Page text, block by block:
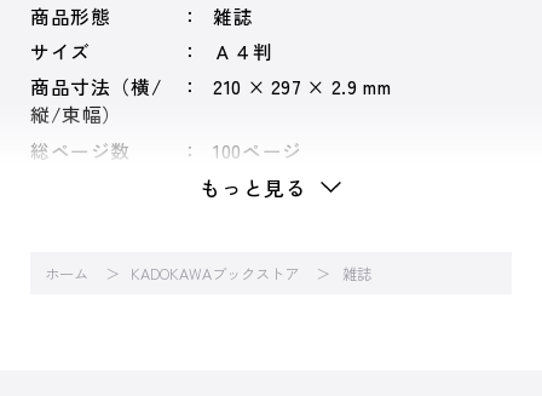
商品形態
雑誌
サイズ
Ａ４判
商品寸法（横/
縦/束幅）
210 × 297 × 2.9 mm
総ページ数 100ページ
もっと見る
ホーム KADOKAWAブックストア 雑誌